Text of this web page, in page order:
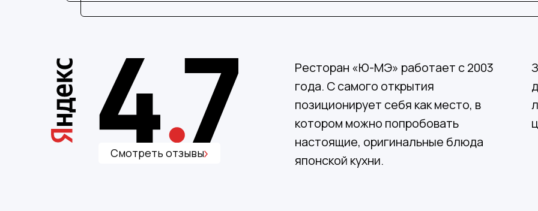
Ресторан «Ю-МЭ» работает с 2003
года. С самого открытия
позиционирует себя как место, в
котором можно попробовать
настоящие, оригинальные блюда
японской кухни.
Смотреть отзывы